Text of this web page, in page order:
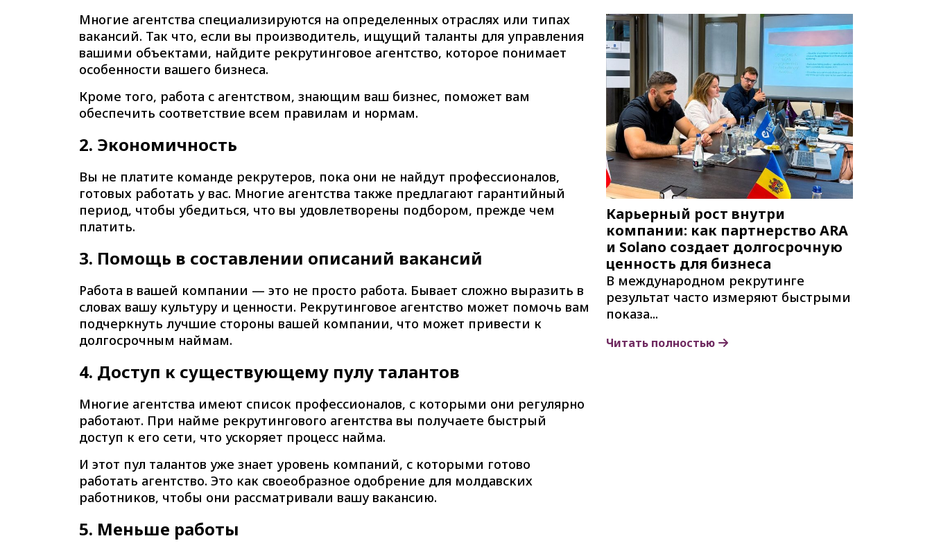
Многие агентства специализируются на определенных отраслях или типах
вакансий. Так что, если вы производитель, ищущий таланты для управления
вашими объектами, найдите рекрутинговое агентство, которое понимает
особенности вашего бизнеса.
Кроме того, работа с агентством, знающим ваш бизнес, поможет вам
обеспечить соответствие всем правилам и нормам.
2. Экономичность
Вы не платите команде рекрутеров, пока они не найдут профессионалов,
готовых работать у вас. Многие агентства также предлагают гарантийный
период, чтобы убедиться, что вы удовлетворены подбором, прежде чем
платить.
3. Помощь в составлении описаний вакансий
Работа в вашей компании — это не просто работа. Бывает сложно выразить в
словах вашу культуру и ценности. Рекрутинговое агентство может помочь вам
подчеркнуть лучшие стороны вашей компании, что может привести к
долгосрочным наймам.
4. Доступ к существующему пулу талантов
Многие агентства имеют список профессионалов, с которыми они регулярно
работают. При найме рекрутингового агентства вы получаете быстрый
доступ к его сети, что ускоряет процесс найма.
И этот пул талантов уже знает уровень компаний, с которыми готово
работать агентство. Это как своеобразное одобрение для молдавских
работников, чтобы они рассматривали вашу вакансию.
5. Меньше работы
Карьерный рост внутри
компании: как партнерство ARA
и Solano создает долгосрочную
ценность для бизнеса
В международном рекрутинге
результат часто измеряют быстрыми
показа...
Читать полностью